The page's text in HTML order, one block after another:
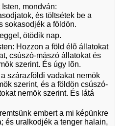
mondván:
és töltsétek be a
sokasodjék a földön.
ötödik nap.
Hozzon a föld élõ állatokat
csúszó-mászó állatokat és
szerint. És úgy lõn.
szárazföldi vadakat nemök
szerint, és a földön csúszó-
nemök szerint. És látá
embert a mi képünkre
és uralkodjék a tenger halain,